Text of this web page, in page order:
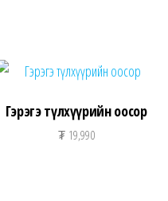
Гэрэгэ түлхүүрийн оосор
₮19,990